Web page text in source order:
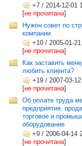
+7 / 2014-12-01
[не прочитана]
Нужен совет по
компании.
+10 / 2005-01-
[не прочитана]
Как заставить
любить клиента?
+19 / 2007-03-
[не прочитана]
Об оплате труда
предприятия,
торговое и
оборудование
+9 / 2006-04-14
[не прочитана]